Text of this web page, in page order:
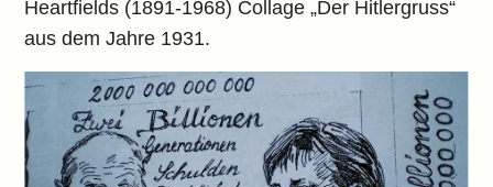
Heartfields (1891-1968) Collage „Der Hitlergruss“
aus dem Jahre 1931.